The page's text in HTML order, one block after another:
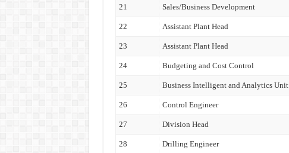
21 Sales/Business Development
22 Assistant Plant Head
23 Assistant Plant Head
24 Budgeting and Cost Control
25 Business Intelligent and Analytics Unit
26 Control Engineer
27 Division Head
28 Drilling Engineer